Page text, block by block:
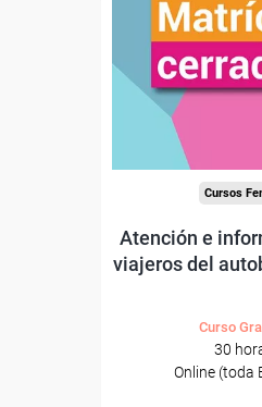
Cursos
Atención e
viajeros del
Curso
30
Online (toda